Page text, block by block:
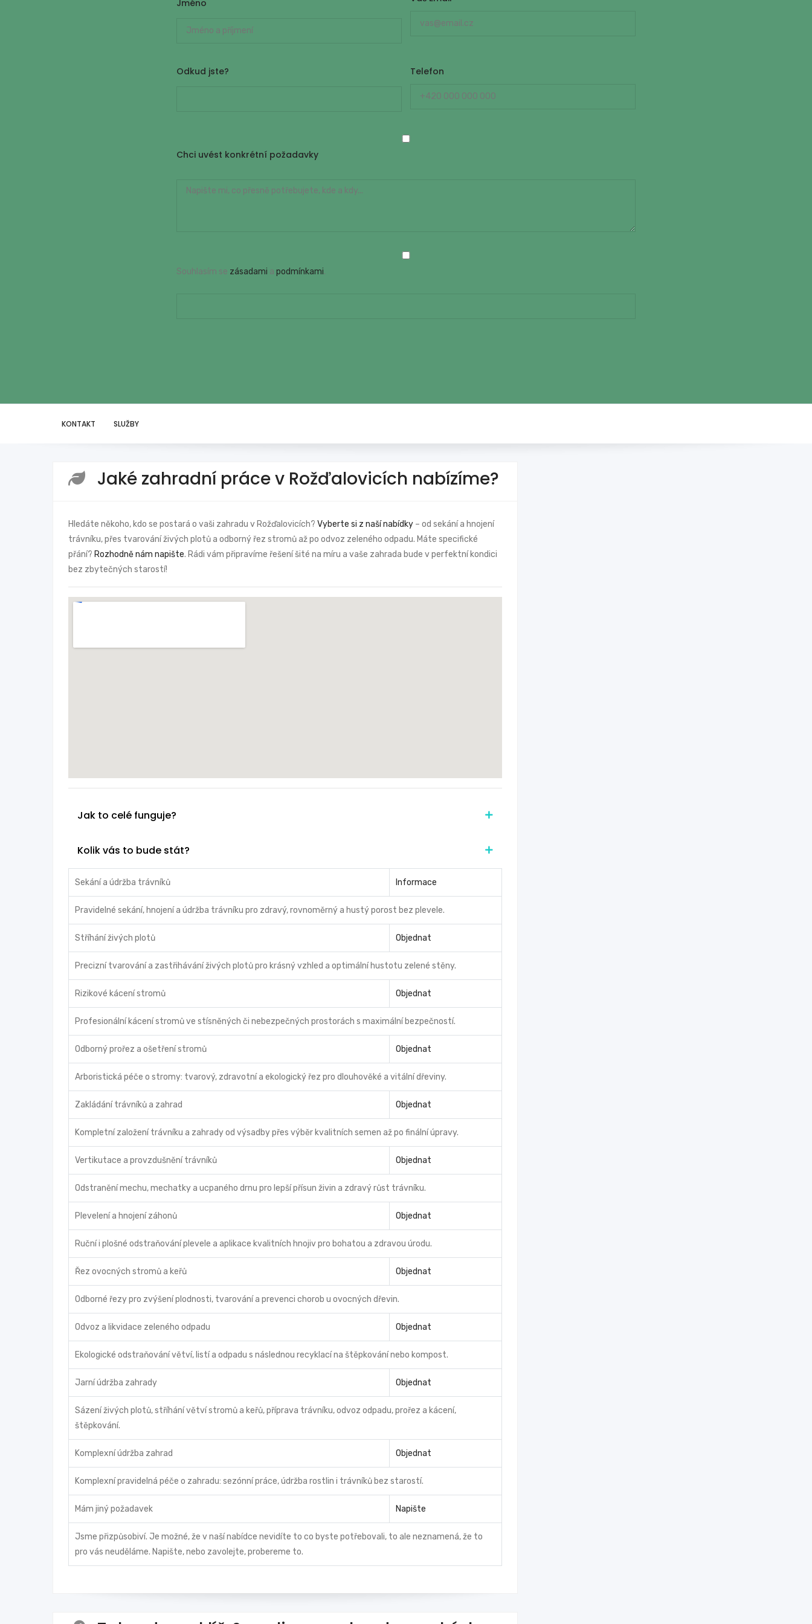
Jméno
Jméno
Odkud jste? Telefon
Chci uvést konkrétní požadavky
Text
odeslání
Souhlasím se zásadami a podmínkami.
KONTAKT SLUŽBY
Jaké zahradní práce v Rožďalovicích nabízíme?
Hledáte někoho, kdo se postará o vaši zahradu v Rožďalovicích? Vyberte si z naší nabídky – od sekání a hnojení
trávníku, přes tvarování živých plotů a odborný řez stromů až po odvoz zeleného odpadu. Máte specifické
přání? Rozhodně nám napište. Rádi vám připravíme řešení šité na míru a vaše zahrada bude v perfektní kondici
bez zbytečných starostí!
Jak to celé funguje?
Kolik vás to bude stát?
Sekání a údržba trávníků Informace
Pravidelné sekání, hnojení a údržba trávníku pro zdravý, rovnoměrný a hustý porost bez plevele.
Stříhání živých plotů Objednat
Precizní tvarování a zastřihávání živých plotů pro krásný vzhled a optimální hustotu zelené stěny.
Rizikové kácení stromů Objednat
Profesionální kácení stromů ve stísněných či nebezpečných prostorách s maximální bezpečností.
Odborný prořez a ošetření stromů Objednat
Arboristická péče o stromy: tvarový, zdravotní a ekologický řez pro dlouhověké a vitální dřeviny.
Zakládání trávníků a zahrad Objednat
Kompletní založení trávníku a zahrady od výsadby přes výběr kvalitních semen až po finální úpravy.
Vertikutace a provzdušnění trávníků Objednat
Odstranění mechu, mechatky a ucpaného drnu pro lepší přísun živin a zdravý růst trávníku.
Plevelení a hnojení záhonů Objednat
Ruční i plošné odstraňování plevele a aplikace kvalitních hnojiv pro bohatou a zdravou úrodu.
Řez ovocných stromů a keřů Objednat
Odborné řezy pro zvýšení plodnosti, tvarování a prevenci chorob u ovocných dřevin.
Odvoz a likvidace zeleného odpadu Objednat
Ekologické odstraňování větví, listí a odpadu s následnou recyklací na štěpkování nebo kompost.
Jarní údržba zahrady Objednat
Sázení živých plotů, stříhání větví stromů a keřů, příprava trávníku, odvoz odpadu, prořez a kácení,
štěpkování.
Komplexní údržba zahrad Objednat
Komplexní pravidelná péče o zahradu: sezónní práce, údržba rostlin i trávníků bez starostí.
Mám jiný požadavek Napište
Jsme přizpůsobiví. Je možné, že v naší nabídce nevidíte to co byste potřebovali, to ale neznamená, že to
pro vás neuděláme. Napište, nebo zavolejte, probereme to.